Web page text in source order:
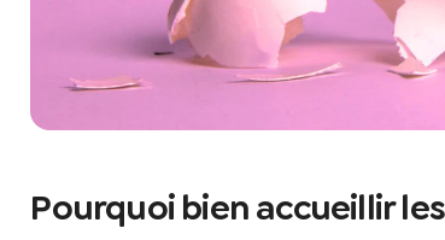
Pourquoi bien accueillir